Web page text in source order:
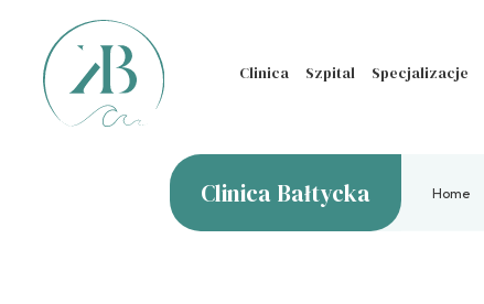
Clinica Szpital Specjalizacje
Clinica Bałtycka Home